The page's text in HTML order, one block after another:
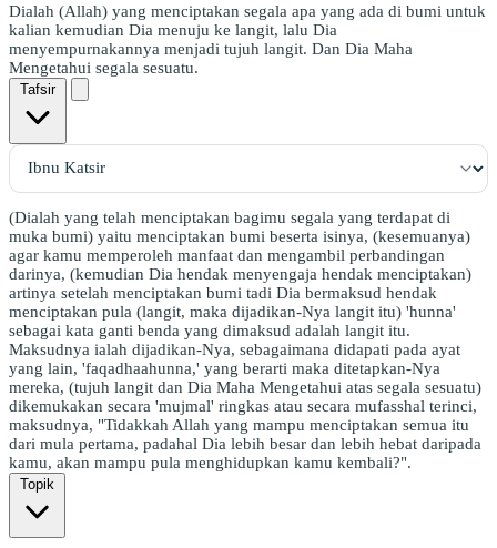
Dialah (Allah) yang menciptakan segala apa yang ada di bumi untuk
kalian kemudian Dia menuju ke langit, lalu Dia
menyempurnakannya menjadi tujuh langit. Dan Dia Maha
Mengetahui segala sesuatu.
Tafsir
(Dialah yang telah menciptakan bagimu segala yang terdapat di
muka bumi) yaitu menciptakan bumi beserta isinya, (kesemuanya)
agar kamu memperoleh manfaat dan mengambil perbandingan
darinya, (kemudian Dia hendak menyengaja hendak menciptakan)
artinya setelah menciptakan bumi tadi Dia bermaksud hendak
menciptakan pula (langit, maka dijadikan-Nya langit itu) 'hunna'
sebagai kata ganti benda yang dimaksud adalah langit itu.
Maksudnya ialah dijadikan-Nya, sebagaimana didapati pada ayat
yang lain, 'faqadhaahunna,' yang berarti maka ditetapkan-Nya
mereka, (tujuh langit dan Dia Maha Mengetahui atas segala sesuatu)
dikemukakan secara 'mujmal' ringkas atau secara mufasshal terinci,
maksudnya, "Tidakkah Allah yang mampu menciptakan semua itu
dari mula pertama, padahal Dia lebih besar dan lebih hebat daripada
kamu, akan mampu pula menghidupkan kamu kembali?".
Topik